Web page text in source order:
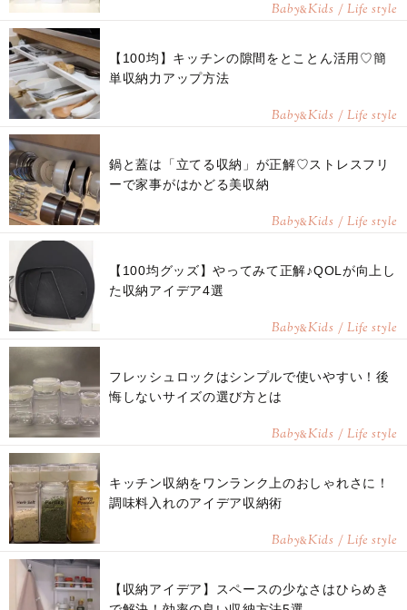
Baby&Kids / Life style
【100均】キッチンの隙間をとことん活用♡簡
単収納力アップ方法
Baby&Kids / Life style
鍋と蓋は「立てる収納」が正解♡ストレスフリ
ーで家事がはかどる美収納
Baby&Kids / Life style
【100均グッズ】やってみて正解♪QOLが向上し
た収納アイデア4選
Baby&Kids / Life style
フレッシュロックはシンプルで使いやすい！後
悔しないサイズの選び方とは
Baby&Kids / Life style
キッチン収納をワンランク上のおしゃれさに！
調味料入れのアイデア収納術
Baby&Kids / Life style
【収納アイデア】スペースの少なさはひらめき